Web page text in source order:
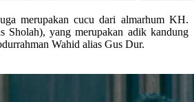
merupakan cucu dari almarhum KH.
Sholah), yang merupakan adik kandung
Wahid alias Gus Dur.